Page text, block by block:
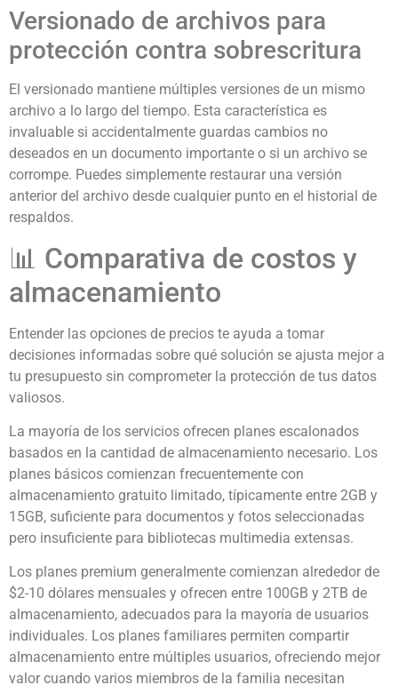
Versionado de archivos para
protección contra sobrescritura
El versionado mantiene múltiples versiones de un mismo
archivo a lo largo del tiempo. Esta característica es
invaluable si accidentalmente guardas cambios no
deseados en un documento importante o si un archivo se
corrompe. Puedes simplemente restaurar una versión
anterior del archivo desde cualquier punto en el historial de
respaldos.
📊 Comparativa de costos y
almacenamiento
Entender las opciones de precios te ayuda a tomar
decisiones informadas sobre qué solución se ajusta mejor a
tu presupuesto sin comprometer la protección de tus datos
valiosos.
La mayoría de los servicios ofrecen planes escalonados
basados en la cantidad de almacenamiento necesario. Los
planes básicos comienzan frecuentemente con
almacenamiento gratuito limitado, típicamente entre 2GB y
15GB, suficiente para documentos y fotos seleccionadas
pero insuficiente para bibliotecas multimedia extensas.
Los planes premium generalmente comienzan alrededor de
$2-10 dólares mensuales y ofrecen entre 100GB y 2TB de
almacenamiento, adecuados para la mayoría de usuarios
individuales. Los planes familiares permiten compartir
almacenamiento entre múltiples usuarios, ofreciendo mejor
valor cuando varios miembros de la familia necesitan